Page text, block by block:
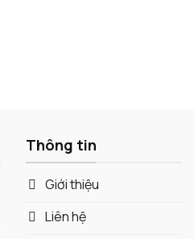
Thông tin
Giới thiệu
Liên hệ